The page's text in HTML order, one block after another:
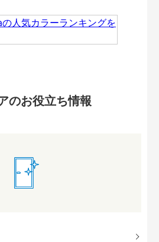
のお役立ち情報